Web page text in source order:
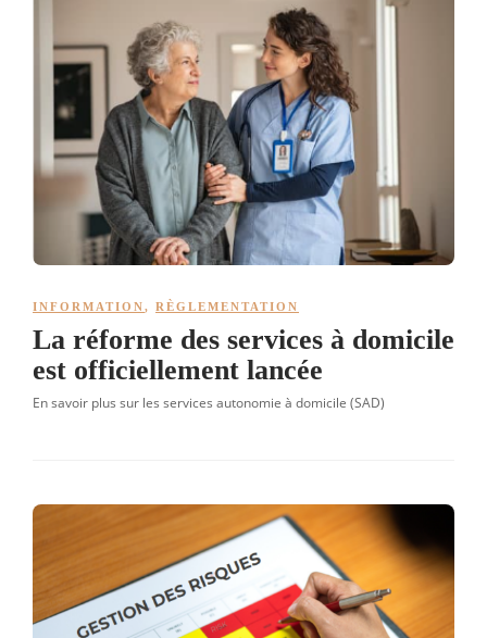
INFORMATION, RÈGLEMENTATION
La réforme des services à domicile
est officiellement lancée
En savoir plus sur les services autonomie à domicile (SAD)